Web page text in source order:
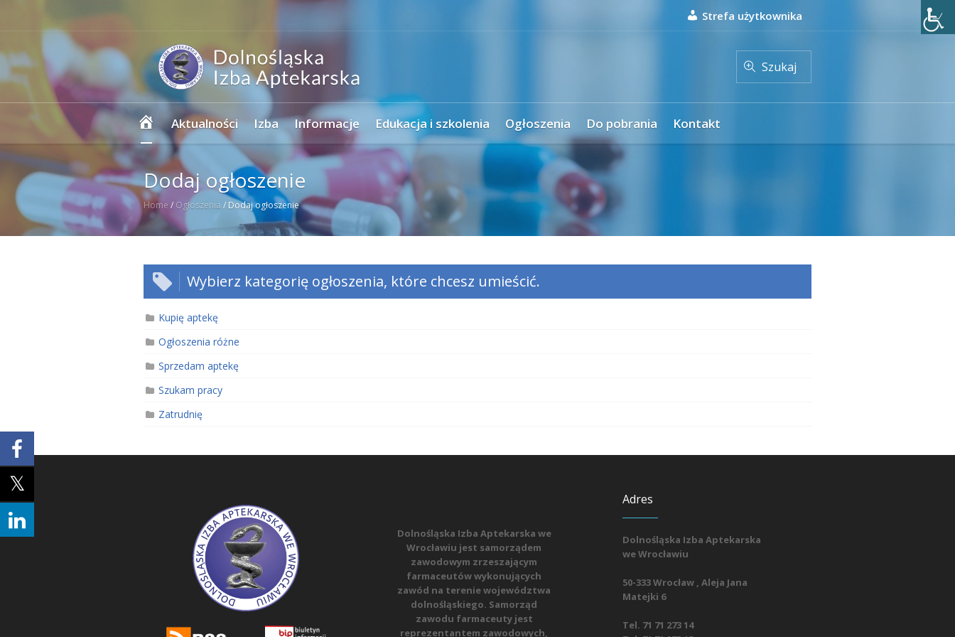
Strefa użytkownika
Szukaj
Strona
główna
Aktualności Izba Informacje Edukacja i szkolenia Ogłoszenia Do pobrania Kontakt
Dodaj ogłoszenie
Home / Ogłoszenia / Dodaj ogłoszenie
Wybierz kategorię ogłoszenia, które chcesz umieścić.
Kupię aptekę
Ogłoszenia różne
Sprzedam aptekę
Szukam pracy
Zatrudnię
Dolnośląska Izba Aptekarska we
Wrocławiu jest samorządem
zawodowym zrzeszającym
farmaceutów wykonujących
zawód na terenie województwa
dolnośląskiego. Samorząd
zawodu farmaceuty jest
reprezentantem zawodowych,
Adres
Dolnośląska Izba Aptekarska
we Wrocławiu
50-333 Wrocław , Aleja Jana
Matejki 6
Tel. 71 71 273 14